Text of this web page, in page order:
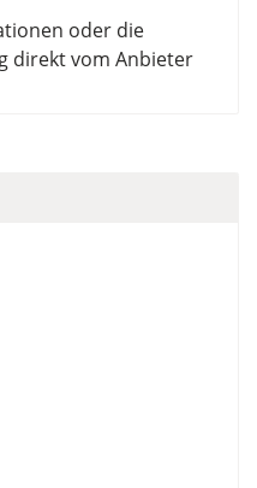
oder die
direkt vom Anbieter